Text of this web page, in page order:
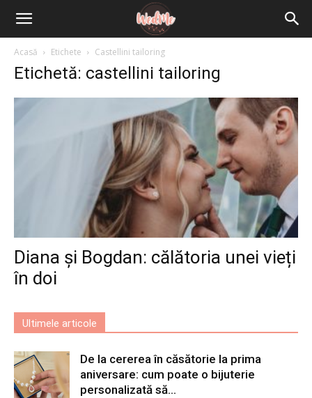
Acasă Etichete Castellini tailoring
Etichetă: castellini tailoring
Diana și Bogdan: călătoria unei vieți
în doi
Ultimele articole
De la cererea în căsătorie la prima
aniversare: cum poate o bijuterie
personalizată să...